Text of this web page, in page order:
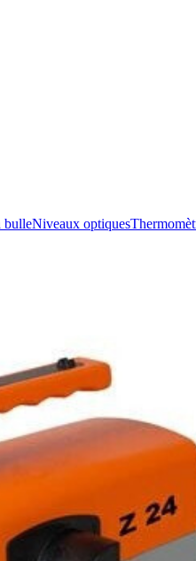
bulleNiveaux optiques